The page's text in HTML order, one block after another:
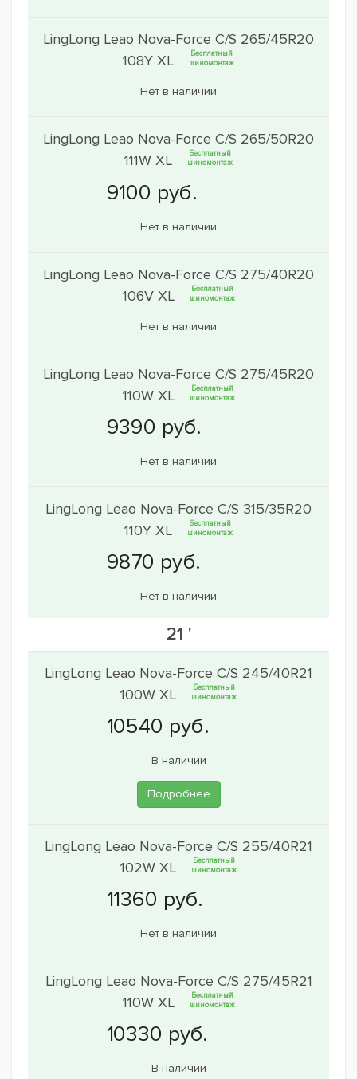
LingLong Leao Nova-Force C/S 265/45R20
108Y XL
Бесплатный
шиномонтаж
Нет в наличии
LingLong Leao Nova-Force C/S 265/50R20
111W XL
Бесплатный
шиномонтаж
Нет в наличии
LingLong Leao Nova-Force C/S 275/40R20
106V XL
Бесплатный
шиномонтаж
Нет в наличии
LingLong Leao Nova-Force C/S 275/45R20
110W XL
Бесплатный
шиномонтаж
Нет в наличии
LingLong Leao Nova-Force C/S 315/35R20
110Y XL
Бесплатный
шиномонтаж
Нет в наличии
21 '
LingLong Leao Nova-Force C/S 245/40R21
100W XL
Бесплатный
шиномонтаж
В наличии
Подробнее
LingLong Leao Nova-Force C/S 255/40R21
102W XL
Бесплатный
шиномонтаж
Нет в наличии
LingLong Leao Nova-Force C/S 275/45R21
110W XL
Бесплатный
шиномонтаж
В наличии